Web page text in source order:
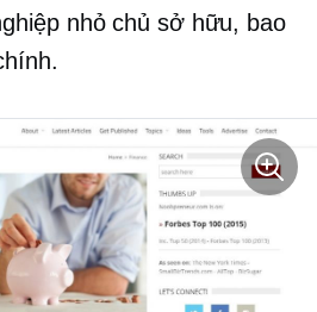
nhỏchủ sở hữu, bao